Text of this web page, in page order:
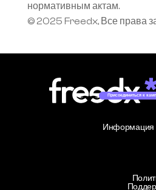
нормативным актам.
© 2025 Freedx, Все права
Присоединиться к
Информация